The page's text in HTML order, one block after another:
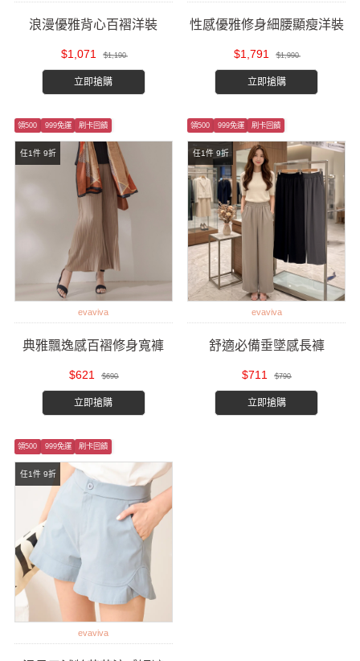
浪漫優雅背心百褶洋裝
$1,071 $1,190
立即搶購
性感優雅修身細腰顯瘦洋裝
$1,791 $1,990
立即搶購
任1件 9折
領500 999免運 刷卡回饋
evaviva
典雅飄逸感百褶修身寬褲
$621 $690
立即搶購
任1件 9折
領500 999免運 刷卡回饋
evaviva
舒適必備垂墜感長褲
$711 $790
立即搶購
任1件 9折
領500 999免運 刷卡回饋
evaviva